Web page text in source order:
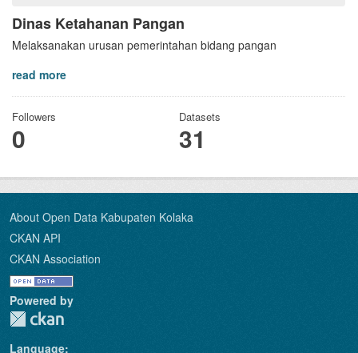
Dinas Ketahanan Pangan
Melaksanakan urusan pemerintahan bidang pangan
read more
Followers
0
Datasets
31
About Open Data Kabupaten Kolaka
CKAN API
CKAN Association
Powered by
Language